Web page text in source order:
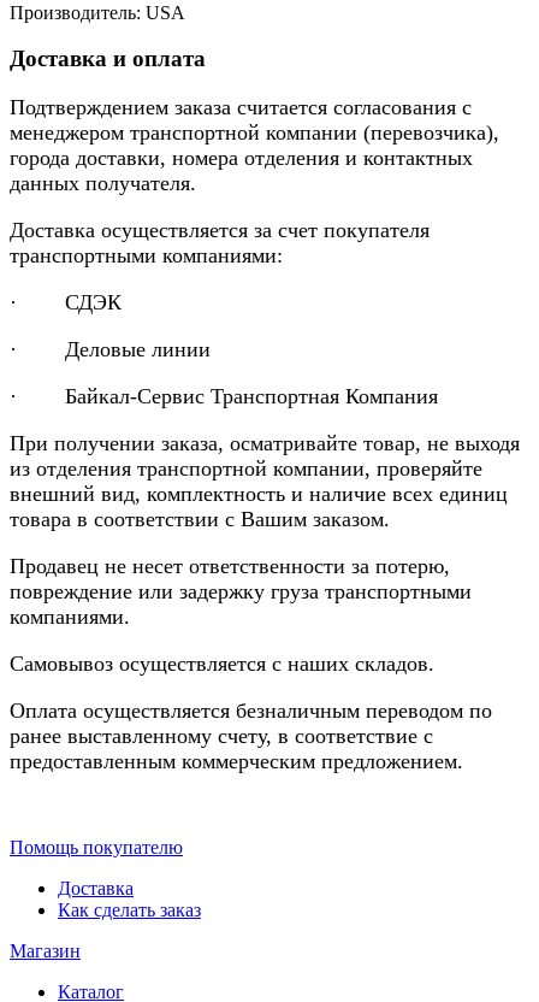
Производитель: USA
Доставка и оплата
Подтверждением заказа считается согласования с
менеджером транспортной компании (перевозчика),
города доставки, номера отделения и контактных
данных получателя.
Доставка осуществляется за счет покупателя
транспортными компаниями:
· СДЭК
· Деловые линии
· Байкал-Сервис Транспортная Компания
При получении заказа, осматривайте товар, не выходя
из отделения транспортной компании, проверяйте
внешний вид, комплектность и наличие всех единиц
товара в соответствии с Вашим заказом.
Продавец не несет ответственности за потерю,
повреждение или задержку груза транспортными
компаниями.
Самовывоз осуществляется с наших складов.
Оплата осуществляется безналичным переводом по
ранее выставленному счету, в соответствие с
предоставленным коммерческим предложением.
Помощь покупателю
Доставка
Как сделать заказ
Магазин
Каталог